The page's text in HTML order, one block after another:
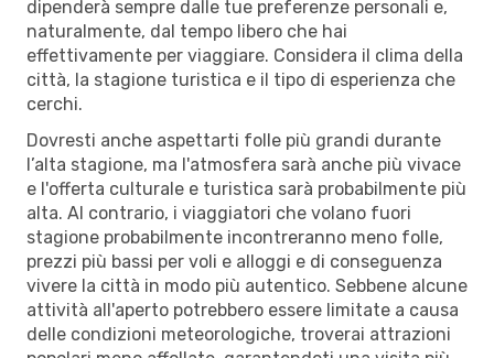
dipenderà sempre dalle tue preferenze personali e,
naturalmente, dal tempo libero che hai
effettivamente per viaggiare. Considera il clima della
città, la stagione turistica e il tipo di esperienza che
cerchi.
Dovresti anche aspettarti folle più grandi durante
l’alta stagione, ma l'atmosfera sarà anche più vivace
e l'offerta culturale e turistica sarà probabilmente più
alta. Al contrario, i viaggiatori che volano fuori
stagione probabilmente incontreranno meno folle,
prezzi più bassi per voli e alloggi e di conseguenza
vivere la città in modo più autentico. Sebbene alcune
attività all'aperto potrebbero essere limitate a causa
delle condizioni meteorologiche, troverai attrazioni